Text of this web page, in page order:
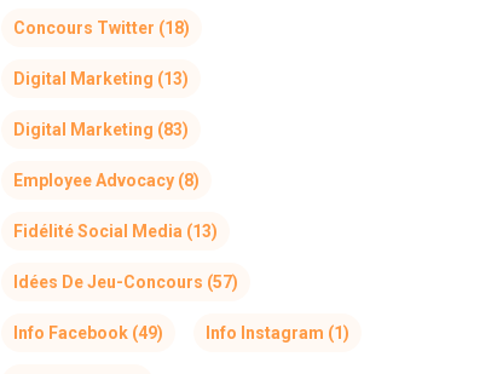
Concours Twitter (18)
Digital Marketing (13)
Digital Marketing (83)
Employee Advocacy(8)
Fidélité Social Media (13)
Idées De Jeu-Concours (57)
Info Facebook(49) Info Instagram (1)